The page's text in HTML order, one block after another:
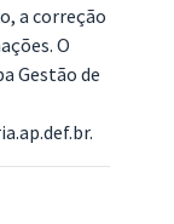
a correção
O
Gestão de
.